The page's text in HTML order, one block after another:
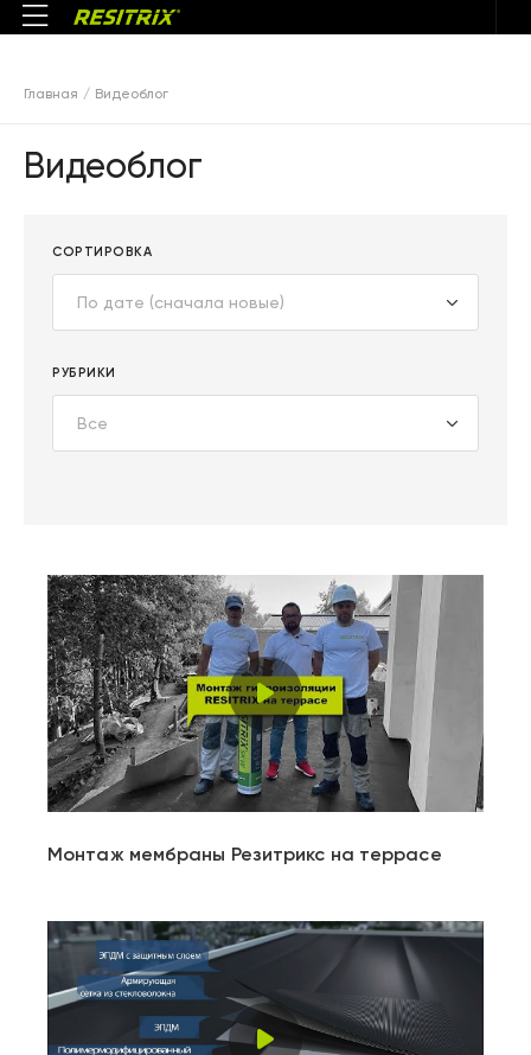
Главная Видеоблог
Видеоблог
СОРТИРОВКА
По дате (сначала новые)
РУБРИКИ
Все
Play
Video
Монтаж мембраны Резитрикс на террасе